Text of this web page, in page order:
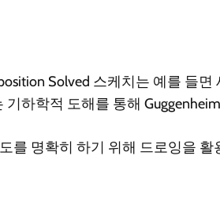
Solved 스케치는 예를 들면
기하학적 도해를 통해
를 명확히 하기 위해 드로잉을